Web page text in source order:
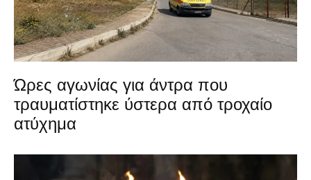
Ώρες αγωνίας για άντρα που
τραυματίστηκε ύστερα από τροχαίο
ατύχημα